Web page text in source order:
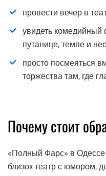
провести вечер в
увидеть
путанице, темпе и
просто посмеяться
торжества там, где
Почему стоит
«Полный Фарс» в Одессе
близок театр с юмором,